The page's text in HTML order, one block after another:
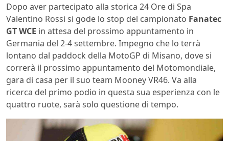
Dopo aver partecipato alla storica 24 Ore di Spa
Valentino Rossi si gode lo stop del campionato Fanatec
GT WCE in attesa del prossimo appuntamento in
Germania del 2-4 settembre. Impegno che lo terrà
lontano dal paddock della MotoGP di Misano, dove si
correrà il prossimo appuntamento del Motomondiale,
gara di casa per il suo team Mooney VR46. Va alla
ricerca del primo podio in questa sua esperienza con le
quattro ruote, sarà solo questione di tempo.